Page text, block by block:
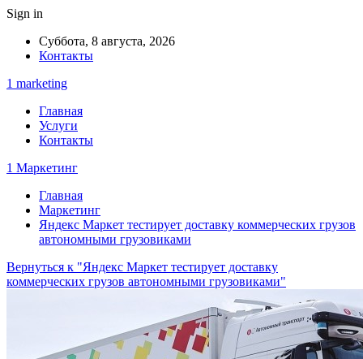
Sign in
Суббота, 8 августа, 2026
Контакты
1 marketing
Главная
Услуги
Контакты
1 Маркетинг
Главная
Маркетинг
Яндекс Маркет тестирует доставку коммерческих грузов
автономными грузовиками
Вернуться к "Яндекс Маркет тестирует доставку
коммерческих грузов автономными грузовиками"